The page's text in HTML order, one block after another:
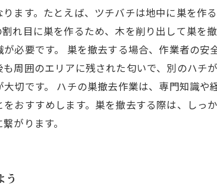
ます。たとえば、ツチバチは地中に巣を作
れ目に巣を作るため、木を削り出して巣を
必要です。 巣を撤去する場合、作業者の
周囲のエリアに残された匂いで、別のハチ
切です。 ハチの巣撤去作業は、専門知識
おすすめします。巣を撤去する際は、し
がります。
う